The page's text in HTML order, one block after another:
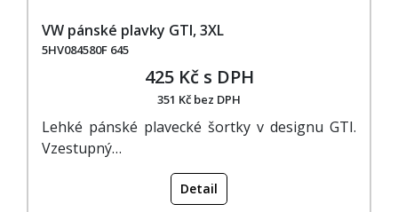
VW pánské plavky GTI, 3XL
5HV084580F 645
425 Kč s DPH
351 Kč bez DPH
Lehké pánské plavecké šortky v designu GTI.
Vzestupný…
Detail